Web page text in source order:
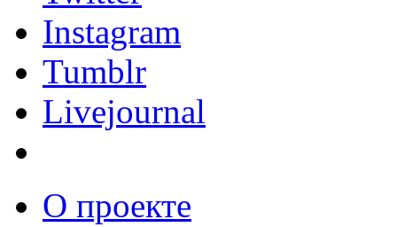
Instagram
Tumblr
Livejournal
О проекте